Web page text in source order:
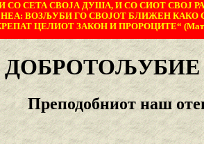
СЕТА СВОЈА ДУША, И СО СИОТ СВОЈ
НЕА: ВОЗЉУБИ ГО СВОЈОТ БЛИЖЕН КАКО
ЦЕЛИОТ ЗАКОН И ПРОРОЦИТЕ“
ДОБРОТОЉУБИЕ
Преподобниот наш